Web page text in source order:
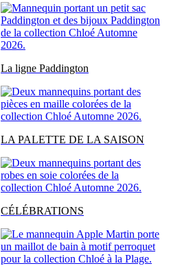
La ligne Paddington
LA PALETTE DE LA SAISON
CÉLÉBRATIONS